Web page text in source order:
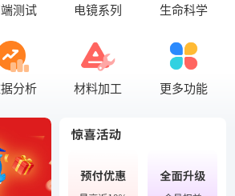
测试 电镜系列 生命科学
分析 材料加工 更多功能